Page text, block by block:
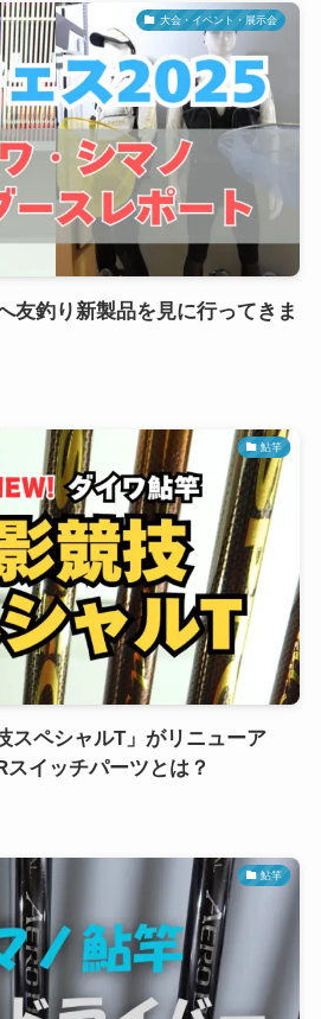
大会・イベント・展示会
友釣り新製品を見に行ってきま
鮎竿
スペシャルT」がリニューア
イッチパーツとは？
鮎竿